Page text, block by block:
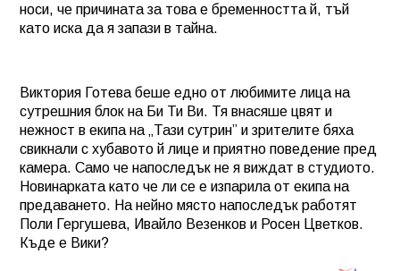
носи, че причината за това е бременността й, тъй
като иска да я запази в тайна.
Виктория Готева беше едно от любимите лица на
сутрешния блок на Би Ти Ви. Тя внасяше цвят и
нежност в екипа на „Тази сутрин” и зрителите бяха
свикнали с хубавото й лице и приятно поведение пред
камера. Само че напоследък не я виждат в студиото.
Новинарката като че ли се е изпарила от екипа на
предаването. На нейно място напоследък работят
Поли Гергушева, Ивайло Везенков и Росен Цветков.
Къде е Вики?